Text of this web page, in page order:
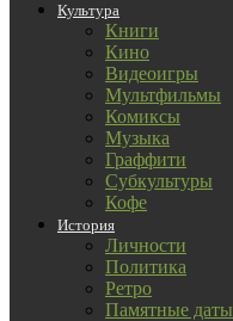
Культура
Книги
Кино
Видеоигры
Мультфильмы
Комиксы
Музыка
Граффити
Субкультуры
Кофе
История
Личности
Политика
Ретро
Памятные даты